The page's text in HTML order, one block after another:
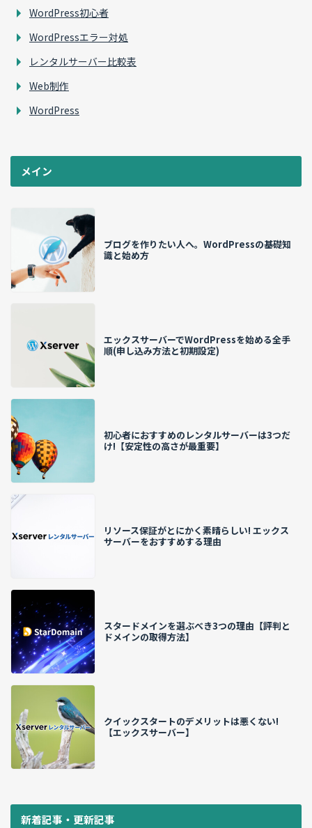
WordPress初心者
WordPressエラー対処
レンタルサーバー比較表
Web制作
WordPress
メイン
ブログを作りたい人へ。WordPressの基礎知
識と始め方
エックスサーバーでWordPressを始める全手
順(申し込み方法と初期設定)
初心者におすすめのレンタルサーバーは3つだ
け!【安定性の高さが最重要】
リソース保証がとにかく素晴らしい! エックス
サーバーをおすすめする理由
スタードメインを選ぶべき3つの理由【評判と
ドメインの取得方法】
クイックスタートのデメリットは悪くない!
【エックスサーバー】
新着記事・更新記事